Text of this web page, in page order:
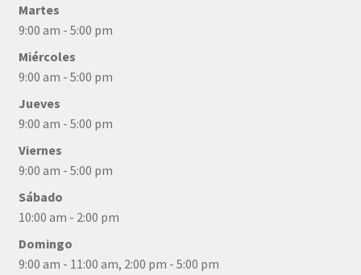
Martes
9:00 am - 5:00 pm
Miércoles
9:00 am - 5:00 pm
Jueves
9:00 am - 5:00 pm
Viernes
9:00 am - 5:00 pm
Sábado
10:00 am - 2:00 pm
Domingo
9:00 am - 11:00 am, 2:00 pm - 5:00 pm